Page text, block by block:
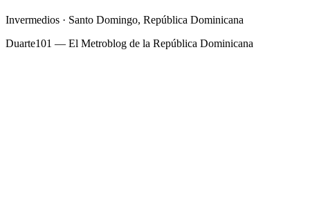
Invermedios · Santo Domingo, República Dominicana
Duarte101 — El Metroblog de la República Dominicana